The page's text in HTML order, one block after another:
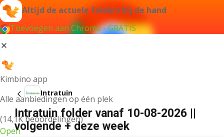
Altijd de actuele folders bij de hand
Toevoegen aan Chrome - GRATIS
Kimbino app
Alle aanbiedingen op één plek
(14,1K beoordelingen)
Open
Intratuin
Intratuin folder vanaf 10-08-2026 ||
volgende + deze week